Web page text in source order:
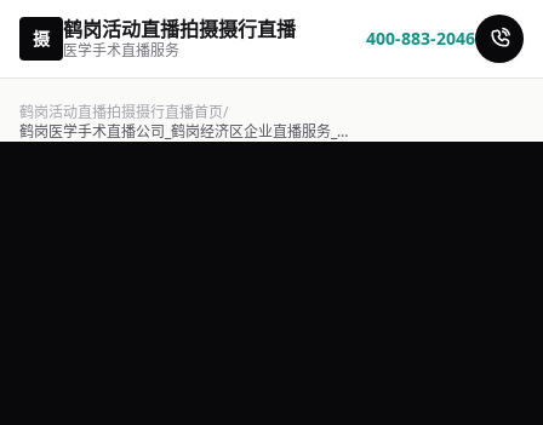
摄 鹤岗活动直播拍摄摄行直播
医学手术直播服务
400-883-2046
鹤岗活动直播拍摄摄行直播首页/
鹤岗医学手术直播公司_鹤岗经济区企业直播服务_摄行直播-摄行直播